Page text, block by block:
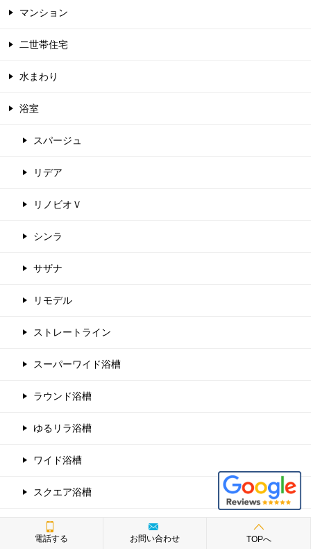
マンション
二世帯住宅
水まわり
浴室
スパージュ
リデア
リノビオＶ
シンラ
サザナ
リモデル
ストレートライン
スーパーワイド浴槽
ラウンド浴槽
ゆるリラ浴槽
ワイド浴槽
スクエア浴槽
エコベンチ
電話する お問い合わせ TOPへ